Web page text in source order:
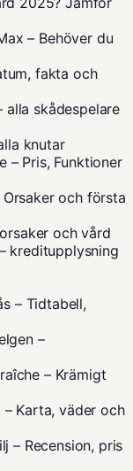
– Behöver du
fakta och
alla skådespelare
knutar
– Pris, Funktioner
och första
och vård
kreditupplysning
– Tidtabell,
–
– Krämigt
– Karta, väder och
– Recension, pris